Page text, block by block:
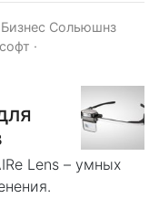
Сольюшнз
·
Lens – умных